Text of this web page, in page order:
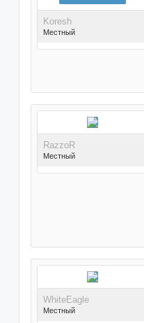
Koresh
Местный
Поблагодарили 3 раз(а) в
3 сообщениях
RazzoR
Местный
Поблагодарили 37 раз(а)
в 30 сообщениях
WhiteEagle
Местный